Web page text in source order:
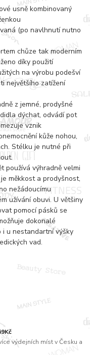
výdejních míst v Česku a
usně kombinovaný
(po navlhnutí nutno
chůze tak moderním
díky použití
na výrobu podešví
největšího zatížení
z jemné, prodyšné
dýchat, odvádí pot
vznik
kůže nohou,
Stélku je nutné při
používá výhradně velmi
měkkost a prodyšnost,
nežádoucímu
užívání obuvi. U většiny
pomocí pásků se
dokonalé
i u nestandartní výšky
vad.